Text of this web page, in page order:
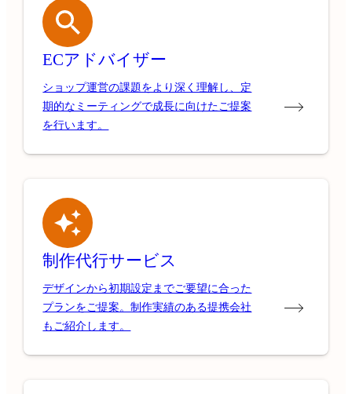
ECアドバイザー
ショップ運営の課題をより深く理解し、定
期的なミーティングで成長に向けたご提案
を行います。
制作代行サービス
デザインから初期設定までご要望に合った
プランをご提案。制作実績のある提携会社
もご紹介します。